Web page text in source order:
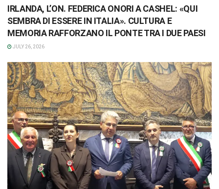
IRLANDA, L’ON. FEDERICA ONORI A CASHEL: «QUI
SEMBRA DI ESSERE IN ITALIA». CULTURA E
MEMORIA RAFFORZANO IL PONTE TRA I DUE PAESI
JULY 26, 2026